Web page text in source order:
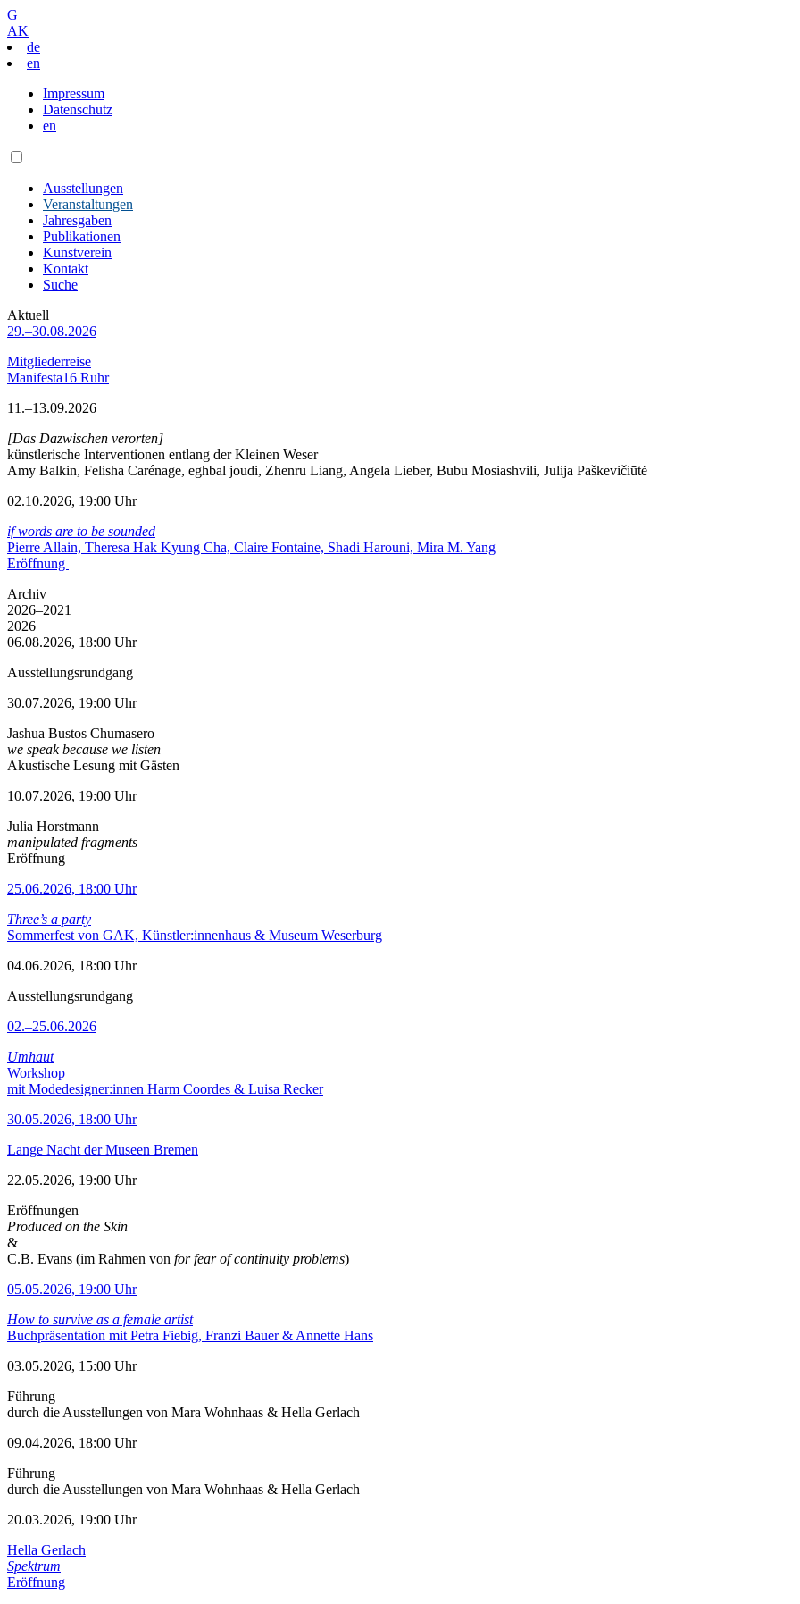
G
AK
de
en
Impressum
Datenschutz
en
Ausstellungen
Veranstaltungen
Jahresgaben
Publikationen
Kunstverein
Kontakt
Suche
Aktuell
29.–30.08.2026
Mitgliederreise
Manifesta16 Ruhr
11.–13.09.2026
[Das Dazwischen verorten]
künstlerische Interventionen entlang der Kleinen Weser
Amy Balkin, Felisha Carénage, eghbal joudi, Zhenru Liang, Angela Lieber, Bubu Mosiashvili, Julija Paškevičiūtė
02.10.2026, 19:00 Uhr
if words are to be sounded
Pierre Allain, Theresa Hak Kyung Cha, Claire Fontaine, Shadi Harouni, Mira M. Yang
Eröffnung
Archiv
2026–2021
2026
06.08.2026, 18:00 Uhr
Ausstellungsrundgang
30.07.2026, 19:00 Uhr
Jashua Bustos Chumasero
we speak because we listen
Akustische Lesung mit Gästen
10.07.2026, 19:00 Uhr
Julia Horstmann
manipulated fragments
Eröffnung
25.06.2026, 18:00 Uhr
Three’s a party
Sommerfest von GAK, Künstler:innenhaus & Museum Weserburg
04.06.2026, 18:00 Uhr
Ausstellungsrundgang
02.–25.06.2026
Umhaut
Workshop
mit Modedesigner:innen Harm Coordes & Luisa Recker
30.05.2026, 18:00 Uhr
Lange Nacht der Museen Bremen
22.05.2026, 19:00 Uhr
Eröffnungen
Produced on the Skin
&
C.B. Evans (im Rahmen von for fear of continuity problems)
05.05.2026, 19:00 Uhr
How to survive as a female artist
Buchpräsentation mit Petra Fiebig, Franzi Bauer & Annette Hans
03.05.2026, 15:00 Uhr
Führung
durch die Ausstellungen von Mara Wohnhaas & Hella Gerlach
09.04.2026, 18:00 Uhr
Führung
durch die Ausstellungen von Mara Wohnhaas & Hella Gerlach
20.03.2026, 19:00 Uhr
Hella Gerlach
Spektrum
Eröffnung